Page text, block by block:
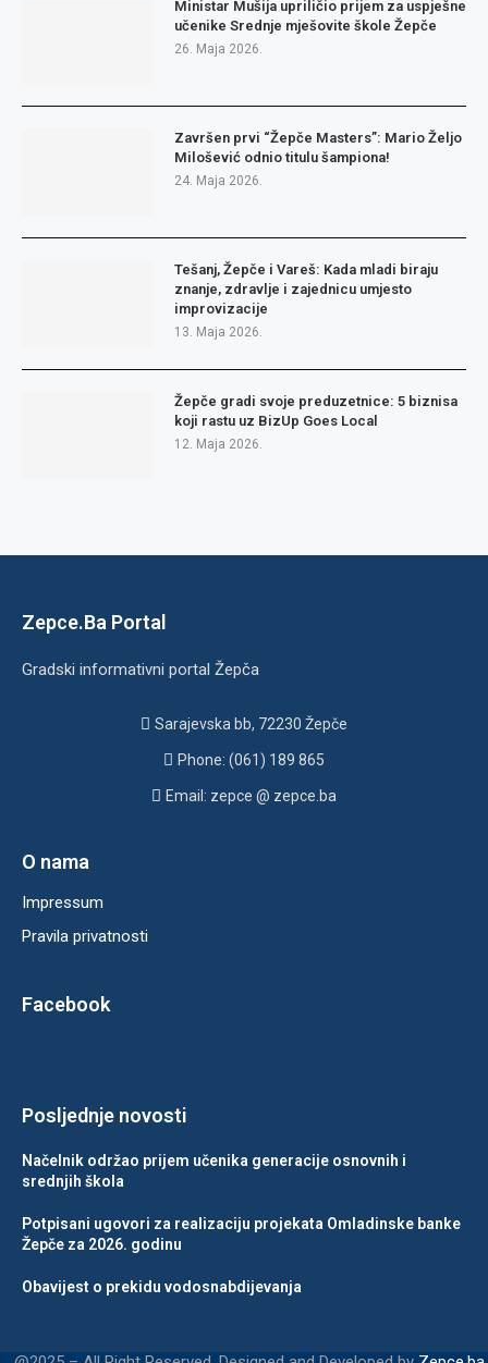
Ministar Mušija upriličio prijem za uspješne
učenike Srednje mješovite škole Žepče
26. Maja 2026.
Završen prvi “Žepče Masters”: Mario Željo
Milošević odnio titulu šampiona!
24. Maja 2026.
Tešanj, Žepče i Vareš: Kada mladi biraju
znanje, zdravlje i zajednicu umjesto
improvizacije
13. Maja 2026.
Žepče gradi svoje preduzetnice: 5 biznisa
koji rastu uz BizUp Goes Local
12. Maja 2026.
Zepce.Ba Portal
Gradski informativni portal Žepča
Sarajevska bb, 72230 Žepče
Phone: (061) 189 865
Email: zepce @ zepce.ba
O nama
Impressum
Pravila privatnosti
Facebook
Posljednje novosti
Načelnik održao prijem učenika generacije osnovnih i
srednjih škola
Potpisani ugovori za realizaciju projekata Omladinske banke
Žepče za 2026. godinu
Obavijest o prekidu vodosnabdijevanja